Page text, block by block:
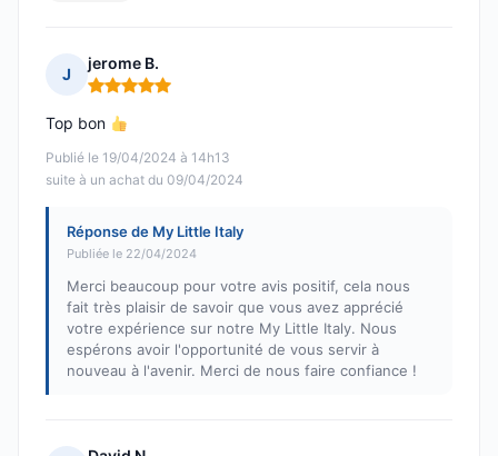
J
jerome B.
Note : 5 sur 5
Publié le 19/04/2024 à 14h13
suite à un achat du 09/04/2024
Top bon
Réponse de My Little Italy
Publiée le 22/04/2024
Merci beaucoup pour votre avis positif, cela nous
fait très plaisir de savoir que vous avez apprécié
votre expérience sur notre My Little Italy. Nous
espérons avoir l'opportunité de vous servir à
nouveau à l'avenir. Merci de nous faire confiance !